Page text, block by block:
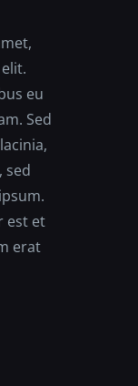
eu
Sed
sed
est et
erat